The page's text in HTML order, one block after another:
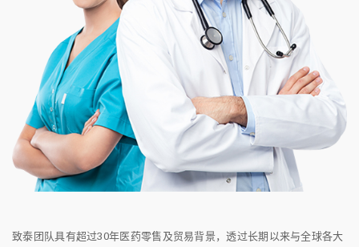
致泰团队具有超过30年医药零售及贸易背景，透过长期以来与全球各大